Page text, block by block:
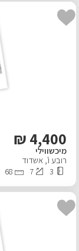
4,400
₪
מיכשווילי
רובע ו', אשדוד
3
7
68